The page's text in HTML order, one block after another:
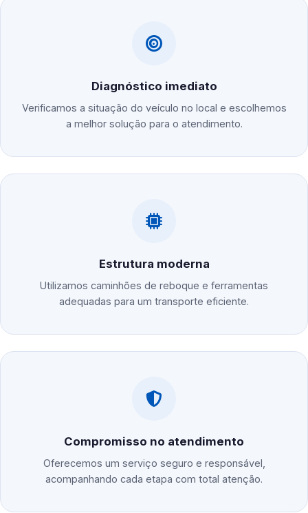
Diagnóstico imediato
Verificamos a situação do veículo no local e escolhemos
a melhor solução para o atendimento.
Estrutura moderna
Utilizamos caminhões de reboque e ferramentas
adequadas para um transporte eficiente.
Compromisso no atendimento
Oferecemos um serviço seguro e responsável,
acompanhando cada etapa com total atenção.